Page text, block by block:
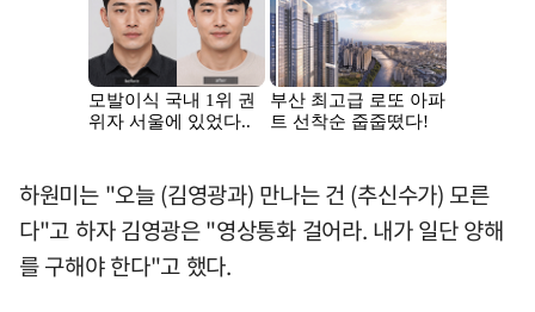
하원미는 "오늘 (김영광과) 만나는 건 (추신수가) 모른
다"고 하자 김영광은 "영상통화 걸어라. 내가 일단 양해
를 구해야 한다"고 했다.